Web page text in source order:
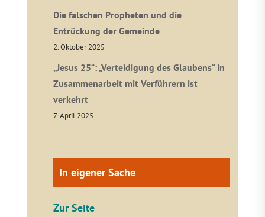
Die falschen Propheten und die
Entrückung der Gemeinde
2. Oktober 2025
„Jesus 25“: „Verteidigung des Glaubens“ in
Zusammenarbeit mit Verführern ist
verkehrt
7. April 2025
In eigener Sache
Zur Seite